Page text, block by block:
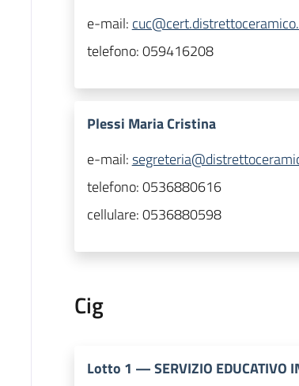
e-mail:
telefono:059416208
Plessi Maria Cristina
e-mail:
telefono:0536880616
cellulare:0536880598
Cig
Lotto 1 —SERVIZIO EDUCATIVO